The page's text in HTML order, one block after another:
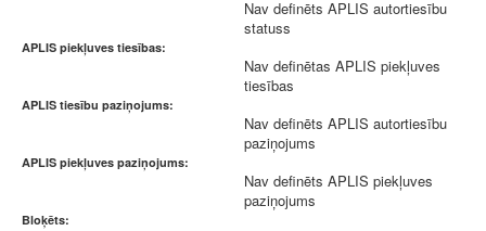
Nav definēts APLIS autortiesību
statuss
APLIS piekļuves tiesības:
Nav definētas APLIS piekļuves
tiesības
APLIS tiesību paziņojums:
Nav definēts APLIS autortiesību
paziņojums
APLIS piekļuves paziņojums:
Nav definēts APLIS piekļuves
paziņojums
Bloķēts: